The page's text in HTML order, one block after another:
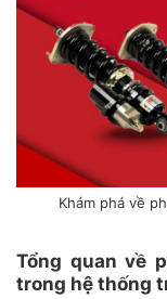
Khám phá về
Tổng quan về
trong hệ thống